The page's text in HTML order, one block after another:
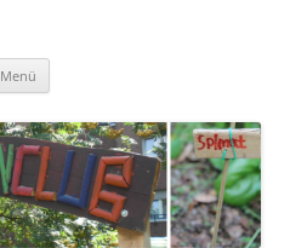
Menü